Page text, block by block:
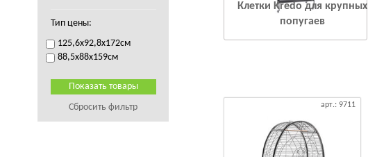
Тип цены:
125,6x92,8x172см
88,5x88x159см
Сбросить фильтр
Клетки Kredo для крупных
попугаев
арт.: 9711